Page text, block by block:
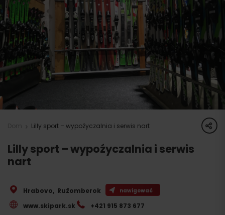
Lilly sport – wypoźyczalnia i serwis nart share
Lilly sport – wypoźyczalnia i serwis
nart
Hrabovo, Ružomberok nawigować
www.skipark.sk
+421 915 873 677